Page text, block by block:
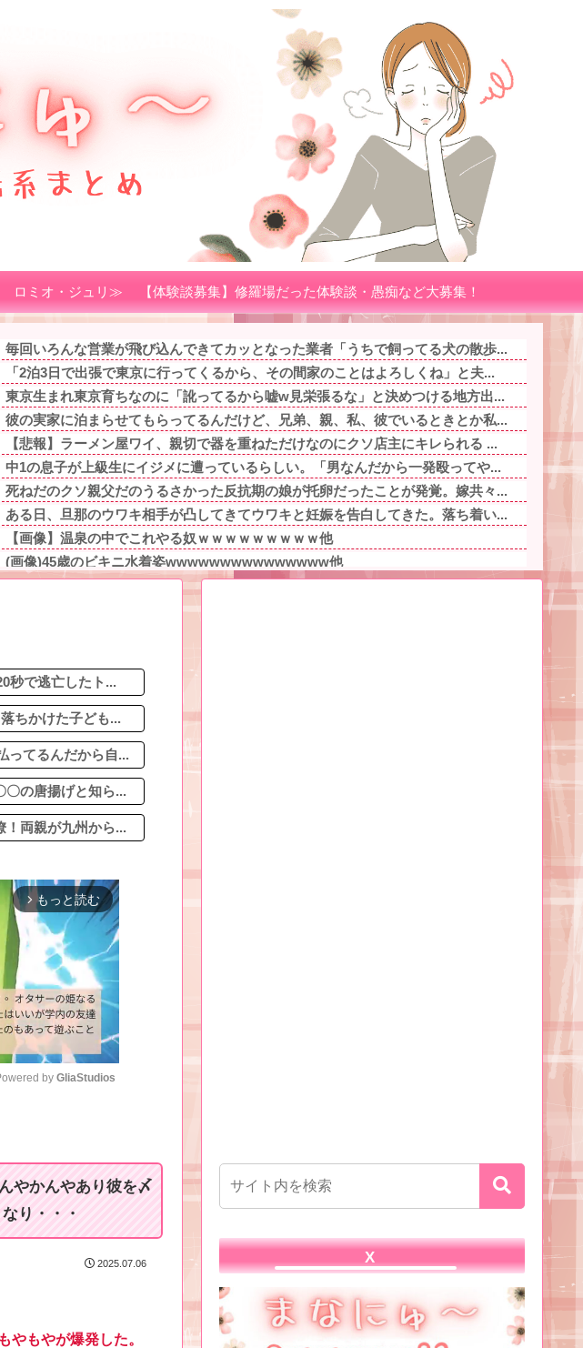
ロミオ・ジュリ≫ 【体験談募集】修羅場だった体験談・愚痴など大募集！
毎回いろんな営業が飛び込んできてカッとなった業者「うちで飼ってる犬の散歩...
「2泊3日で出張で東京に行ってくるから、その間家のことはよろしくね」と夫...
東京生まれ東京育ちなのに「訛ってるから嘘w見栄張るな」と決めつける地方出...
彼の実家に泊まらせてもらってるんだけど、兄弟、親、私、彼でいるときとか私...
【悲報】ラーメン屋ワイ、親切で器を重ねただけなのにクソ店主にキレられる ...
中1の息子が上級生にイジメに遭っているらしい。「男なんだから一発殴ってや...
死ねだのクソ親父だのうるさかった反抗期の娘が托卵だったことが発覚。嫁共々...
ある日、旦那のウワキ相手が凸してきてウワキと妊娠を告白してきた。落ち着い...
【画像】温泉の中でこれやる奴ｗｗｗｗｗｗｗｗｗ他
(画像)45歳のビキニ水着姿wwwwwwwwwwwwwww他
義実家に里帰り世話になってはどうかと言われてかなり悩んでいる
フリマ民「あと500円値下げ出来ませんか」ワイ「ほ～い購入ｗ」他
秒で逃亡したト...
ちかけた子ども...
ってるんだから自...
の唐揚げと知ら...
両親が九州から...
arrow_forward_ios もっと読む
t
by GliaStudios
やかんやあり彼を〆
り・・・
2025.07.06
もやが爆発した。
X